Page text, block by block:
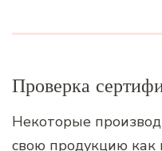
Проверка
Некоторые
свою продукцию как